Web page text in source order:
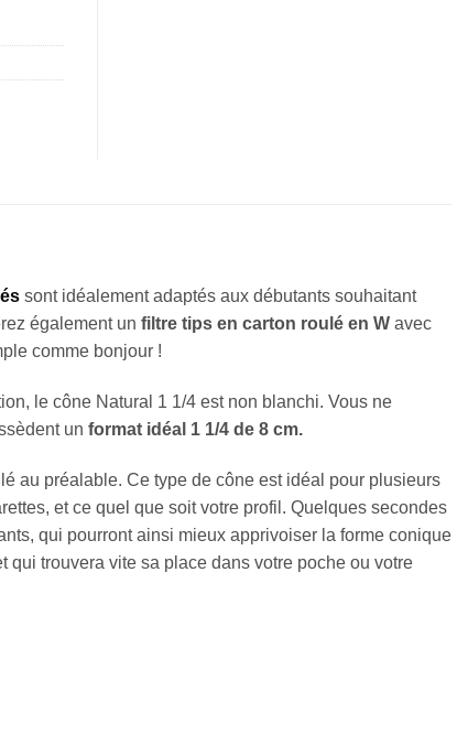
sont idéalement adaptés aux débutants souhaitant
également un filtre tips en carton roulé en W avec
comme bonjour !
le cône Natural 1 1/4 est non blanchi. Vous ne
un format idéal 1 1/4 de 8 cm.
au préalable. Ce type de cône est idéal pour plusieurs
et ce quel que soit votre profil. Quelques secondes
qui pourront ainsi mieux apprivoiser la forme conique
qui trouvera vite sa place dans votre poche ou votre